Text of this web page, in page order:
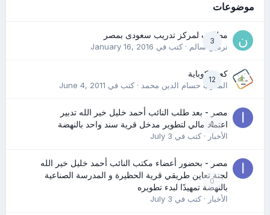
موضوعات
3
مطلوب لمركز تدريب سعودى بمصر
نرمين سالم· كتب في January 16, 2016
12
كعب كوباية
المدرب حسام الدين محمد· كتب في June 4, 2011
0
مصر - بعد طلب النائب أحمد خليل خير الله تدبير
اعتماد مالي لتطوير مدخل قرية سند واحد بالنهضة
الأخبار· كتب في July 3
0
مصر - بحضور أعضاء مكتب النائب أحمد خليل خير الله
لجنة تعاين طريقي قرية الحظيرة و المدرسة الصناعية
بالنهضة تمهيدًا لبدء تطويره
الأخبار· كتب في July 3